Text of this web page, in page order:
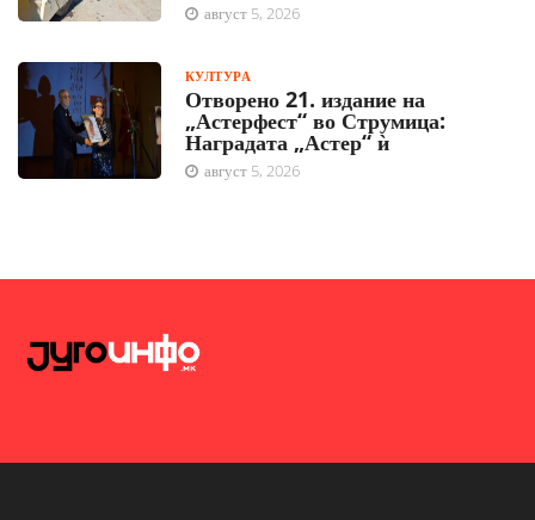
август 5, 2026
КУЛТУРА
Отворено 21. издание на
„Астерфест“ во Струмица:
Наградата „Астер“ ѝ
август 5, 2026